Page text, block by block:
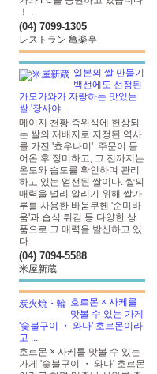
！ .
(04) 7099-1305
レストラン 亀楽亭
일본의 쌀 만들기
백선에도 선정된
카모가와가 자랑하는 맛있는
쌀 '장사야...
메이지 천황 즉위식에 헌상되
는 쌀의 재배지로 지정된 역사
를 가진 '쵸우나미'. 주문이 들
어온 후 정미하고, 그 전까지는
온도와 습도를 확인하며 관리
하고 있는 엄선된 쌀이다. 쌀의
매력을 널리 알리기 위해 쌀가
루를 사용한 바움쿠헨 '순미바
움'과 습식 튀김 등 다양한 상
품으로 그 매력을 발신하고 있
다.
(04) 7094-5588
米屋新蔵
호르몬 × 사케를
맛볼 수 있는 가게
'숯불구이 ・ 와나' 호르몬이라
고 ...
호르몬 × 사케를 맛볼 수 있는
가게 '숯불구이 ・ 와나' 호르몬